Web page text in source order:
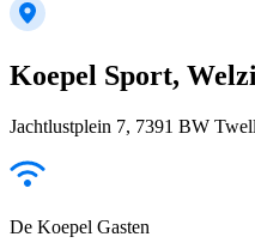
Koepel Sport,
Jachtlustplein 7, 7391 BW
De Koepel Gasten